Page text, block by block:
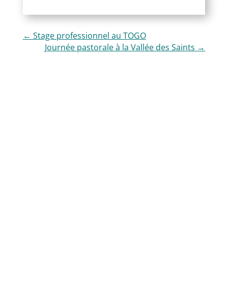
← Stage professionnel au TOGO
Journée pastorale à la Vallée des Saints →